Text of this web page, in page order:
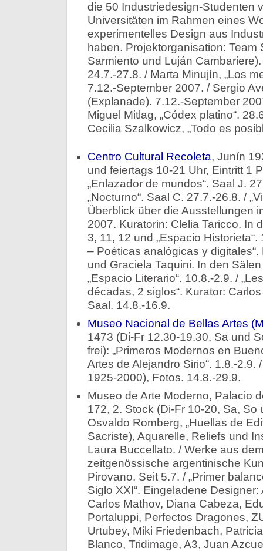
die 50 Industriedesign-Studenten
Universitäten im Rahmen eines
experimentelles Design aus
haben. Projektorganisation: Team
Sarmiento und Luján Cambariere).
24.7.-27.8. / Marta Minujín, „Los
7.12.-September 2007. / Sergio
(Explanade). 7.12.-September
Miguel Mitlag, „Códex platino“.
Cecilia Szalkowicz, „Todo es
Centro Cultural Recoleta, Junín
und feiertags 10-21 Uhr, Eintritt 1
„Enlazador de mundos“. Saal J.
„Nocturno“. Saal C. 27.7.-26.8. /
Überblick über die Ausstellungen
2007. Kuratorin: Clelia Taricco. In
3, 11, 12 und „Espacio
– Poéticas analógicas y
und Graciela Taquini. In den
„Espacio Literario“. 10.8.-2.9. /
décadas, 2 siglos“. Kurator:
Saal. 14.8.-16.9.
Museo Nacional de Bellas Artes
1473 (Di-Fr 12.30-19.30, Sa und
frei): „Primeros Modernos en
Artes de Alejandro Sirio“. 1.8.-2.9.
1925-2000), Fotos. 14.8.-29.9.
Museo de Arte Moderno, Palacio
172, 2. Stock (Di-Fr 10-20, Sa, So
Osvaldo Romberg, „Huellas de
Sacriste), Aquarelle, Reliefs und
Laura Buccellato. / Werke aus
zeitgenössische argentinische
Pirovano. Seit 5.7. / „Primer
Siglo XXI“. Eingeladene
Carlos Mathov, Diana Cabeza,
Portaluppi, Perfectos Dragones,
Urtubey, Miki Friedenbach,
Blanco, Tridimage, A3, Juan